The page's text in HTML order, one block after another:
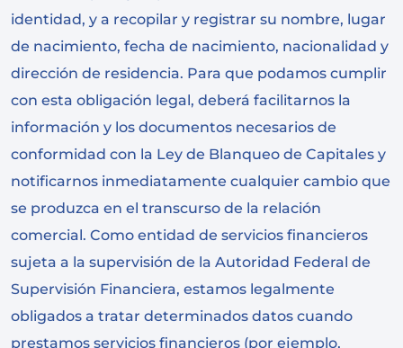
identidad, y a recopilar y registrar su nombre, lugar
de nacimiento, fecha de nacimiento, nacionalidad y
dirección de residencia. Para que podamos cumplir
con esta obligación legal, deberá facilitarnos la
información y los documentos necesarios de
conformidad con la Ley de Blanqueo de Capitales y
notificarnos inmediatamente cualquier cambio que
se produzca en el transcurso de la relación
comercial. Como entidad de servicios financieros
sujeta a la supervisión de la Autoridad Federal de
Supervisión Financiera, estamos legalmente
obligados a tratar determinados datos cuando
prestamos servicios financieros (por ejemplo,